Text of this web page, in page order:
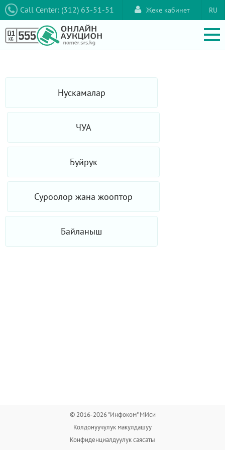
Call Center: (312) 63-51-51 RU
Жеке кабинет
Нускамалар
ЧУА
Буйрук
Суроолор жана жооптор
Байланыш
© 2016-2026 "Инфоком" МИси
Колдонуучулук макулдашуу
Конфиденциалдуулук саясаты